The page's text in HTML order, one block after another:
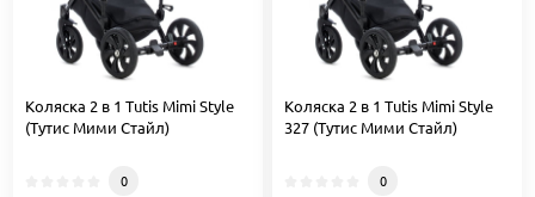
Коляска 2 в 1 Tutis Mimi Style
(Тутис Мими Стайл)
0
Коляска 2 в 1 Tutis Mimi Style
327 (Тутис Мими Стайл)
0